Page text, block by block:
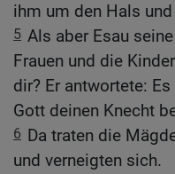
ihm um den Hals
5 Als aber Esau
Frauen und die
dir? Er antwortete:
Gott deinen Knecht
6 Da traten die
und verneigten sich.